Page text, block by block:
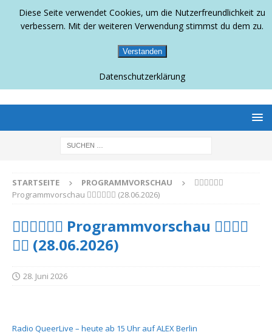
BERLINS SCHWULLESBISCHES MAGAZIN
STARTSEITE PROGRAMMVORSCHAU
🏳️‍🌈🏳️‍🌈🏳️‍🌈
Programmvorschau 🏳️‍🌈🏳️‍🌈🏳️‍🌈 (28.06.2026)
🏳️‍🌈🏳️‍🌈🏳️‍🌈 Programmvorschau 🏳️‍🌈🏳️‍🌈
🏳️‍🌈 (28.06.2026)
28. Juni 2026
Radio QueerLive – heute ab 15 Uhr auf ALEX Berlin
Diese Seite verwendet Cookies, um die Nutzerfreundlichkeit zu
verbessern. Mit der weiteren Verwendung stimmst du dem zu.
Verstanden
Datenschutzerklärung